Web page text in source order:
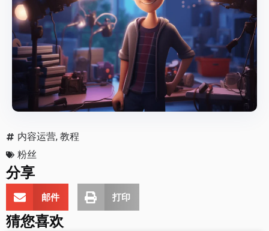
内容运营, 教程
粉丝
分享
邮件 打印
猜您喜欢